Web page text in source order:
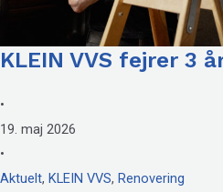
KLEIN VVS fejrer 3
•
19. maj 2026
•
Aktuelt, KLEIN VVS, Renovering